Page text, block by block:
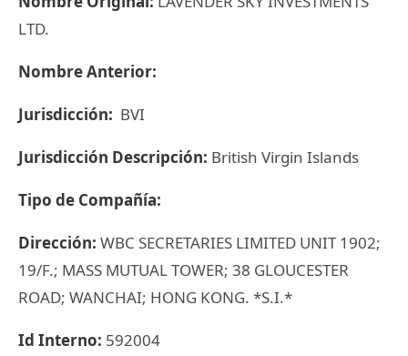
LTD.
Nombre Anterior:
Jurisdicción: BVI
Jurisdicción Descripción: British Virgin Islands
Tipo de Compañía:
Dirección: WBC SECRETARIES LIMITED UNIT 1902;
19/F.; MASS MUTUAL TOWER; 38 GLOUCESTER
ROAD; WANCHAI; HONG KONG. *S.I.*
Id Interno: 592004